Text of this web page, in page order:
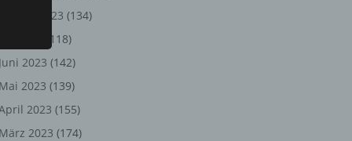
August 2023 (134)
(118)
Juni 2023 (142)
Mai 2023 (139)
2023 (155)
März 2023 (174)